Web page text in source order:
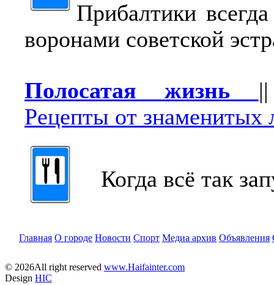
Прибалтики
воронами советской
Полосатая жизнь
Рецепты от знаменитых
Когда всё так
Главная О городе Новости Спорт Медиа архив Объявления
© 2026All right reserved www.Haifainter.com
Design HIC